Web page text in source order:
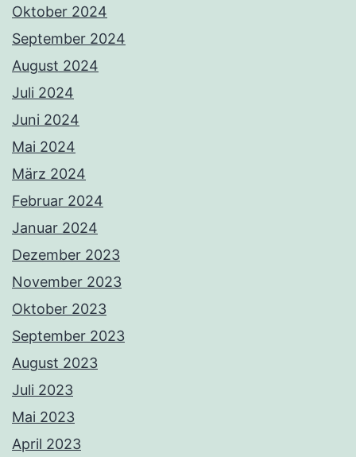
Oktober 2024
September 2024
August 2024
Juli 2024
Juni 2024
Mai 2024
März 2024
Februar 2024
Januar 2024
Dezember 2023
November 2023
Oktober 2023
September 2023
August 2023
Juli 2023
Mai 2023
April 2023